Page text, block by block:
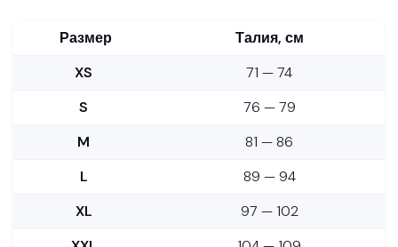
Размер
Талия, см
XS
71 — 74
S
76 — 79
M
81 — 86
L
89 — 94
XL
97 — 102